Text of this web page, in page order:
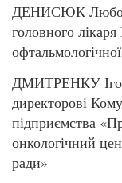
ДЕНИСЮК Любові
головного лікаря
ДМИТРЕНКУ
директорові
підприємства
онкологічний
ради»